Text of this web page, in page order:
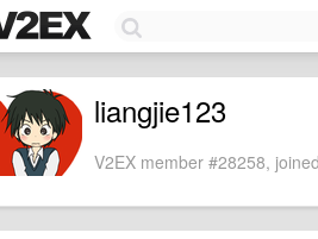
liangjie123
V2EX member #28258,